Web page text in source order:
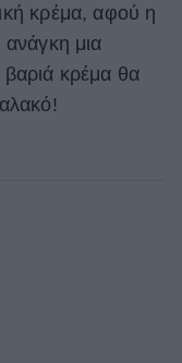
κρέμα, αφού η
ανάγκη μια
βαριά κρέμα θα